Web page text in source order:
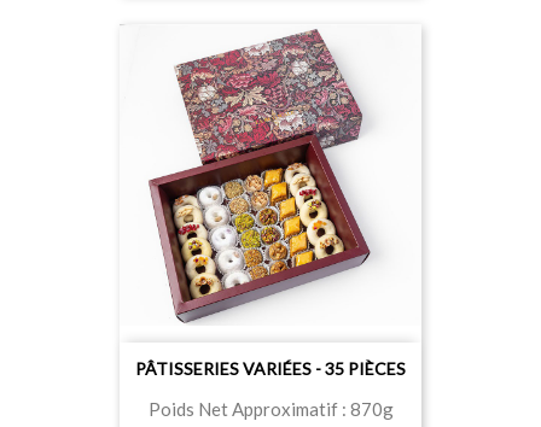
PÂTISSERIES VARIÉES - 35 PIÈCES
Poids Net Approximatif : 870g